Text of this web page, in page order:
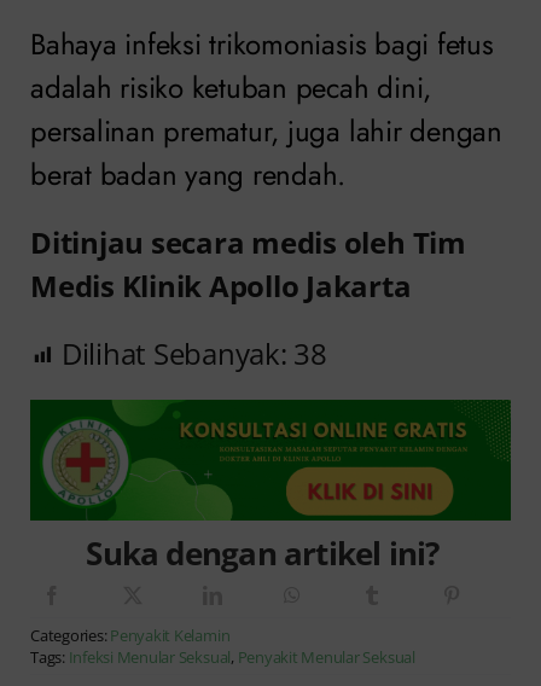
Bahaya infeksi trikomoniasis bagi fetus
adalah risiko ketuban pecah dini,
persalinan prematur, juga lahir dengan
berat badan yang rendah.
Ditinjau secara medis oleh Tim
Medis Klinik Apollo Jakarta
Dilihat Sebanyak: 38
Suka dengan artikel ini?
Categories: Penyakit Kelamin
Tags: Infeksi Menular Seksual, Penyakit Menular Seksual